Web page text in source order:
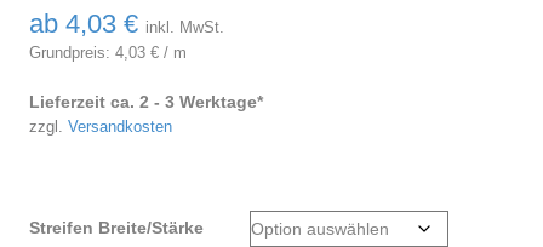
ab 4,03 € inkl. MwSt.
Grundpreis: 4,03 € / m
Lieferzeit ca. 2 - 3 Werktage*
zzgl. Versandkosten
Streifen Breite/Stärke